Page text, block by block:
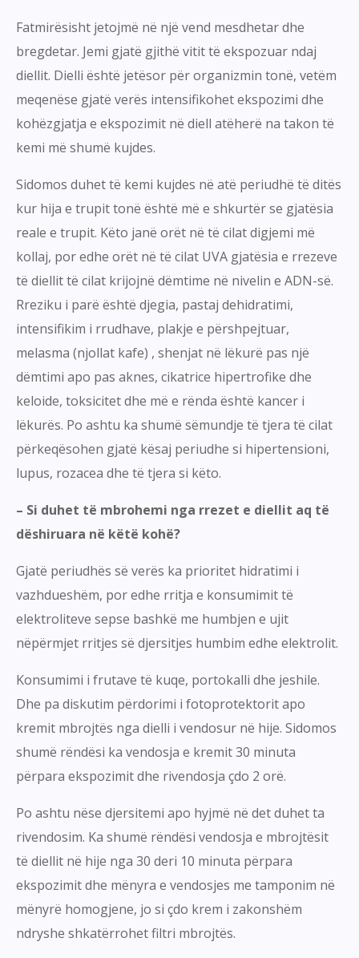
Fatmirësisht jetojmë në një vend mesdhetar dhe
bregdetar. Jemi gjatë gjithë vitit të ekspozuar ndaj
diellit. Dielli është jetësor për organizmin tonë, vetëm
meqenëse gjatë verës intensifikohet ekspozimi dhe
kohëzgjatja e ekspozimit në diell atëherë na takon të
kemi më shumë kujdes.
Sidomos duhet të kemi kujdes në atë periudhë të ditës
kur hija e trupit tonë është më e shkurtër se gjatësia
reale e trupit. Këto janë orët në të cilat digjemi më
kollaj, por edhe orët në të cilat UVA gjatësia e rrezeve
të diellit të cilat krijojnë dëmtime në nivelin e ADN-së.
Rreziku i parë është djegia, pastaj dehidratimi,
intensifikim i rrudhave, plakje e përshpejtuar,
melasma (njollat kafe) , shenjat në lëkurë pas një
dëmtimi apo pas aknes, cikatrice hipertrofike dhe
keloide, toksicitet dhe më e rënda është kancer i
lëkurës. Po ashtu ka shumë sëmundje të tjera të cilat
përkeqësohen gjatë kësaj periudhe si hipertensioni,
lupus, rozacea dhe të tjera si këto.
– Si duhet të mbrohemi nga rrezet e diellit aq të
dëshiruara në këtë kohë?
Gjatë periudhës së verës ka prioritet hidratimi i
vazhdueshëm, por edhe rritja e konsumimit të
elektroliteve sepse bashkë me humbjen e ujit
nëpërmjet rritjes së djersitjes humbim edhe elektrolit.
Konsumimi i frutave të kuqe, portokalli dhe jeshile.
Dhe pa diskutim përdorimi i fotoprotektorit apo
kremit mbrojtës nga dielli i vendosur në hije. Sidomos
shumë rëndësi ka vendosja e kremit 30 minuta
përpara ekspozimit dhe rivendosja çdo 2 orë.
Po ashtu nëse djersitemi apo hyjmë në det duhet ta
rivendosim. Ka shumë rëndësi vendosja e mbrojtësit
të diellit në hije nga 30 deri 10 minuta përpara
ekspozimit dhe mënyra e vendosjes me tamponim në
mënyrë homogjene, jo si çdo krem i zakonshëm
ndryshe shkatërrohet filtri mbrojtës.